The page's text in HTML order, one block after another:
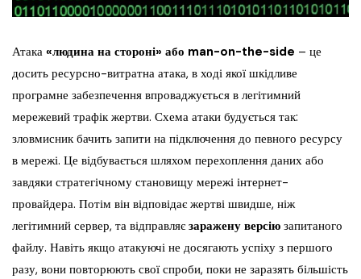
Атака «людина на стороні» або man-on-the-side – це
досить ресурсно-витратна атака, в ході якої шкідливе
програмне забезпечення впроваджується в легітимний
мережевий трафік жертви. Схема атаки будується так:
зловмисник бачить запити на підключення до певного ресурсу
в мережі. Це відбувається шляхом перехоплення даних або
завдяки стратегічному становищу мережі інтернет-
провайдера. Потім він відповідає жертві швидше, ніж
легітимний сервер, та відправляєзаражену версію запитаного
файлу. Навіть якщо атакуючі не досягають успіху з першого
разу, вони повторюють свої спроби, поки не заразять більшість